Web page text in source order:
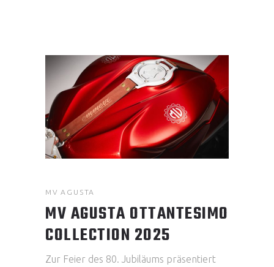
MV AGUSTA
MV AGUSTA OTTANTESIMO
COLLECTION 2025
Zur Feier des 80. Jubiläums präsentiert